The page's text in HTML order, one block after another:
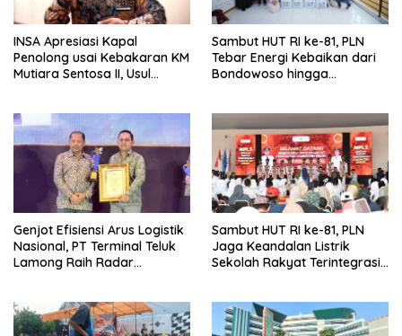
INSA Apresiasi Kapal
Penolong usai Kebakaran KM
Mutiara Sentosa II, Usul
Sambut HUT RI ke-81, PLN
Tebar Energi Kebaikan dari
Bondowoso hingga
Genjot Efisiensi Arus Logistik
Nasional, PT Terminal Teluk
Lamong Raih Radar
Sambut HUT RI ke-81, PLN
Jaga Keandalan Listrik
Sekolah Rakyat Terintegrasi 1